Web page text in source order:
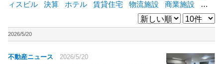
ィスビル
決算 ホテル 賃貸住宅 物流施設 商業施設
海
東急不動産 賃料
ア
野村不動産 ZEH [+]
2026/5/20
不動産ニュース 2026/5/20